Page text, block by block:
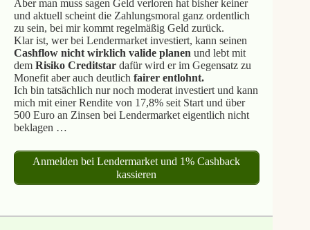
Aber man muss sagen Geld verloren hat bisher keiner
und aktuell scheint die Zahlungsmoral ganz ordentlich
zu sein, bei mir kommt regelmäßig Geld zurück.
Klar ist, wer bei Lendermarket investiert, kann seinen
Cashflow nicht wirklich valide planenund lebt mit
demRisiko Creditstardafür wird er im Gegensatz zu
Monefit aber auch deutlichfairer entlohnt.
Ich bin tatsächlich nur noch moderat investiert und kann
mich mit einer Rendite von 17,8% seit Start und über
500 Euro an Zinsen bei Lendermarket eigentlich nicht
beklagen …
Anmelden bei Lendermarket und 1% Cashback
kassieren